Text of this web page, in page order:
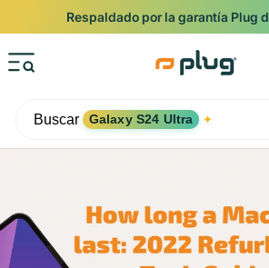
Ir al contenido
Respaldado por la garantía Plug
Buscar Galaxy S24 Ultra ✦